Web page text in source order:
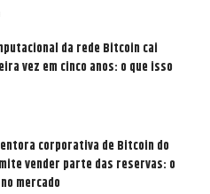
da rede Bitcoin cai
vez em cinco anos: o que isso
corporativa de Bitcoin do
vender parte das reservas: o
mercado